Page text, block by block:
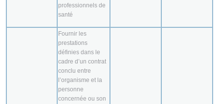
professionnels de
santé
Fournir les
prestations
définies dans le
cadre d’un contrat
conclu entre
l’organisme et la
personne
concernée ou son